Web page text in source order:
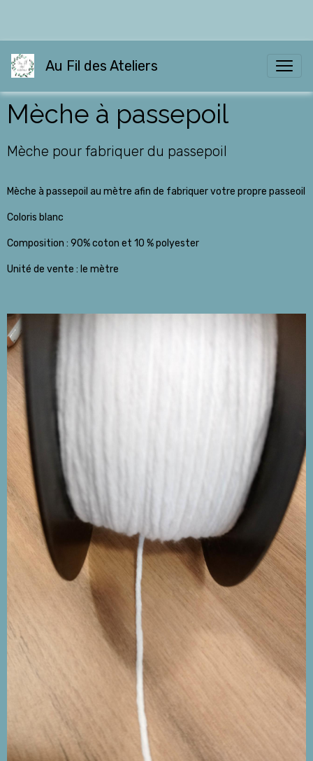
Au Fil des Ateliers
Mèche à passepoil
Mèche pour fabriquer du passepoil
Mèche à passepoil au mètre afin de fabriquer votre propre passeoil
Coloris blanc
Composition : 90% coton et 10 % polyester
Unité de vente : le mètre